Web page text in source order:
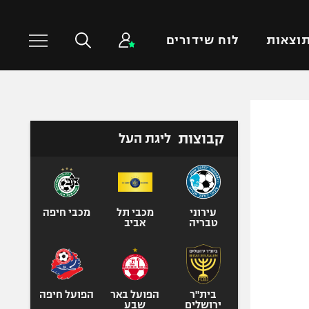
תוצאות לוח שידורים
טניס
כדורעף
ספורט אולימפי
קבוצות ליגת העל
עירוני
טבריה
מכבי תל
אביב
מכבי חיפה
בית"ר
ירושלים
הפועל באר
שבע
הפועל חיפה